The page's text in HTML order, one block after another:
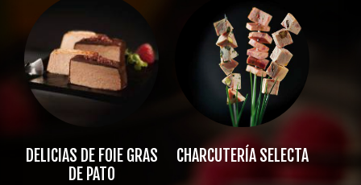
DELICIAS DE FOIE GRAS
DE PATO
CHARCUTERÍA SELECTA